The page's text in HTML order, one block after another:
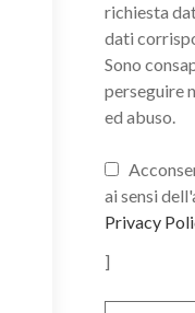
richiesta
dati
Sono
perseguire
ed abuso.
ai sensi
Privacy
]